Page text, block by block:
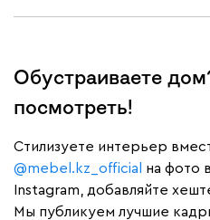
Обустраиваете
посмотреть!
Cтилизуете интерьер
@mebel.kz_official
на фото
Instagram, добавляйте
Мы публикуем лучшие